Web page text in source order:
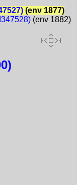
(env 1877)
(env 1882)